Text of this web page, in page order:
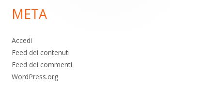
pagina
META
Accedi
Feed dei contenuti
Feed dei commenti
WordPress.org